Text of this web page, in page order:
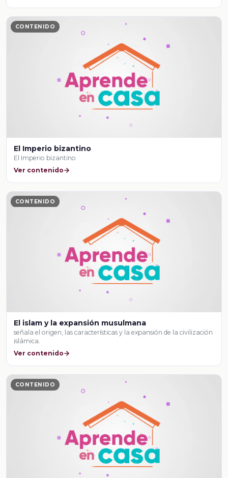
CONTENIDO
El Imperio bizantino
El Imperio bizantino
Ver contenido
CONTENIDO
El islam y la expansión musulmana
señala el origen, las características y la expansión de la civilización
islámica.
Ver contenido
CONTENIDO